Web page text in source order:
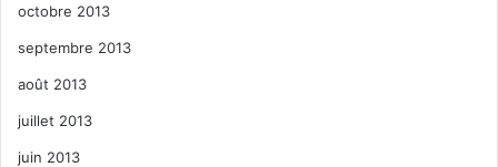
octobre 2013
septembre 2013
août 2013
juillet 2013
juin 2013